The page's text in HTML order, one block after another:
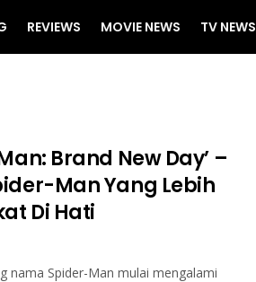
REVIEWS MOVIE NEWS TV NEWS
Brand New Day’ –
Man Yang Lebih
Di Hati
nama Spider-Man mulai mengalami